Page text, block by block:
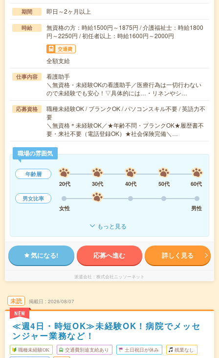
期間 即日～2ヶ月以上
時給
無資格の方：時給1500円～1875円 / 介護福祉士：時給1800
円～2250円 / 初任者以上：時給1600円～2000円
交通費
全額支給
仕事内容
看護助手
＼無資格・未経験OKの看護助手／医療行為は一切行わない
ので未経験でも安心！▽具体的には…・リネンやシ…
応募資格
職種未経験OK / ブランクOK / パソコンスキル不要 / 英語力不
要
＼無資格＊未経験OK／★年齢不問・ブランクOK★履歴書不
要・来社不要（電話登録OK）★社会保険完備＼…
職場の雰囲気
年齢層
20代
30代 40代 50代
60代
男女比率
女性
男性
もっと見る
気になる! 応募へ進む 詳しく見る
派遣会社 株式会社ニッソーネット
未読
NEW
掲載日 2026/08/07
≪週4日・時短OK≫未経験OK！病院でメッセ
ンジャー業務など！
職種未経験OK 交通費別途支給あり 土日祝日が休み 残業なし